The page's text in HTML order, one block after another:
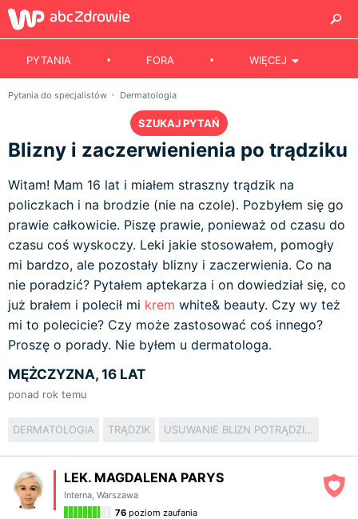
PYTANIA FORA WIĘCEJ
Pytania do specjalistów Dermatologia
SZUKAJ PYTAŃ
Blizny i zaczerwienienia po trądziku
Witam! Mam 16 lat i miałem straszny trądzik na
policzkach i na brodzie (nie na czole). Pozbyłem się go
prawie całkowicie. Piszę prawie, ponieważ od czasu do
czasu coś wyskoczy. Leki jakie stosowałem, pomogły
mi bardzo, ale pozostały blizny i zaczerwienia. Co na
nie poradzić? Pytałem aptekarza i on dowiedział się, co
już brałem i polecił mi krem white& beauty. Czy wy też
mi to polecicie? Czy może zastosować coś innego?
Proszę o porady. Nie byłem u dermatologa.
MĘŻCZYZNA, 16 LAT
ponad rok temu
DERMATOLOGIA TRĄDZIK USUWANIE BLIZN POTRĄDZIKOWYCH
LEK. MAGDALENA PARYS
Interna, Warszawa
76 poziom zaufania